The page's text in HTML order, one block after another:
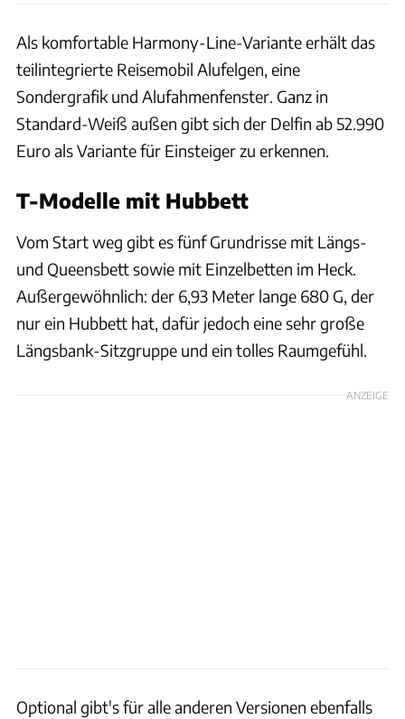
Als komfortable Harmony-Line-Variante erhält das
teilintegrierte Reisemobil Alufelgen, eine
Sondergrafik und Alufahmenfenster. Ganz in
Standard-Weiß außen gibt sich der Delfin ab 52.990
Euro als Variante für Einsteiger zu erkennen.
T-Modelle mit Hubbett
Vom Start weg gibt es fünf Grundrisse mit Längs-
und Queensbett sowie mit Einzelbetten im Heck.
Außergewöhnlich: der 6,93 Meter lange 680 G, der
nur ein Hubbett hat, dafür jedoch eine sehr große
Längsbank-Sitzgruppe und ein tolles Raumgefühl.
ANZEIGE
Optional gibt's für alle anderen Versionen ebenfalls